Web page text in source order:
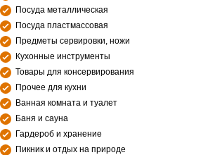
Посуда металлическая
Посуда пластмассовая
Предметы сервировки, ножи
Кухонные инструменты
Товары для консервирования
Прочее для кухни
Ванная комната и туалет
Баня и сауна
Гардероб и хранение
Пикник и отдых на природе